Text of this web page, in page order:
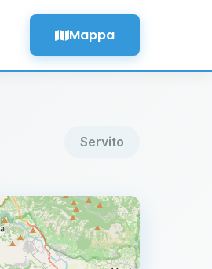
Mappa
Servito